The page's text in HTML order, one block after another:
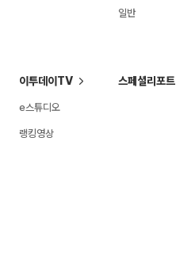
일반
이투데이TV
e스튜디오
랭킹영상
스페셜리포트